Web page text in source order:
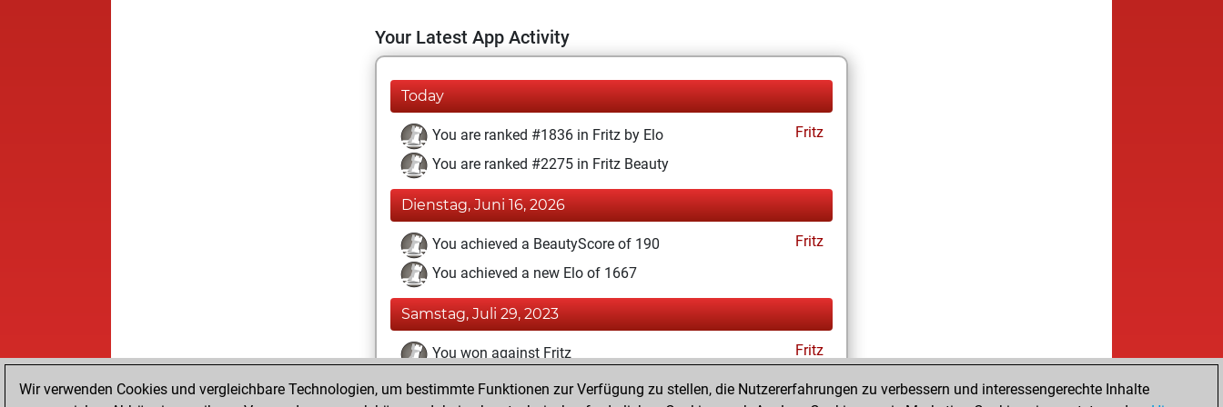
Your Latest App Activity
Today
You are ranked #1836 in Fritz by Elo
Fritz
You are ranked #2275 in Fritz Beauty
Dienstag, Juni 16, 2026
You achieved a BeautyScore of 190
Fritz
You achieved a new Elo of 1667
Samstag, Juli 29, 2023
You won against Fritz Fritz
Sonntag, Juni 26, 2022
Wir verwenden Cookies und vergleichbare Technologien, um bestimmte Funktionen zur Verfügung zu stellen, die Nutzererfahrungen zu verbessern und interessengerechte Inhalte